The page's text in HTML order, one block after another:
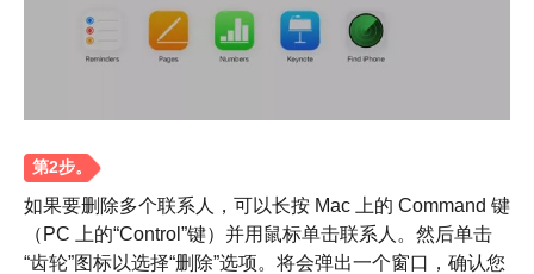
如果要删除多个联系人，可以长按 Mac 上的 Command 键
（PC 上的“Control”键）并用鼠标单击联系人。然后单击
“齿轮”图标以选择“删除”选项。将会弹出一个窗口，确认您